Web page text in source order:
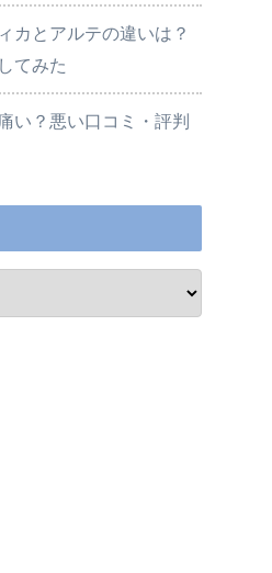
カとアルテの違いは？
てみた
い？悪い口コミ・評判